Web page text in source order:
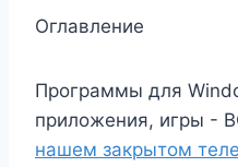
Оглавление
Программы для
приложения, игры -
нашем закрытом